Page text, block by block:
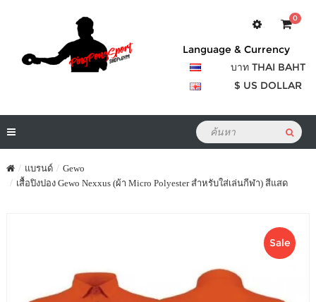
0
Language & Currency
บาท THAI BAHT
$ US DOLLAR
แบรนด์
Gewo
เสื้อปิงปอง Gewo Nexxus (ผ้า Micro Polyester สำหรับใส่เล่นกีฬา) สีแสด
Sale